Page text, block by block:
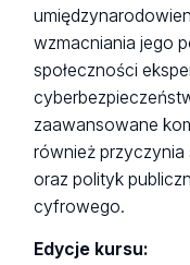
wzmacniania jego
społeczności
zaawansowane
również przyczynia
oraz polityk
cyfrowego.
Edycje kursu: